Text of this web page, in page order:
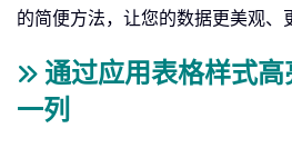
的简便方法，让您的数据更美观、
通过应用表格样式
一列